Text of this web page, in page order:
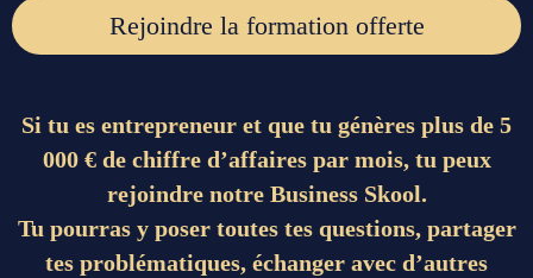
Rejoindre la formation offerte
Si tu es entrepreneur et que tu génères plus de 5
000 € de chiffre d’affaires par mois, tu peux
rejoindre notre Business Skool.
Tu pourras y poser toutes tes questions, partager
tes problématiques, échanger avec d’autres